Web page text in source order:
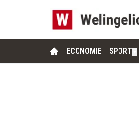
ECONOMIE SPORT